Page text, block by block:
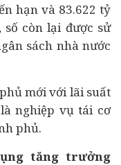
hạn và 83.622 tỷ
còn lại được sử
sách nhà nước
mới với lãi suất
nghiệp vụtái cơ
phủ.
tăng trưởng